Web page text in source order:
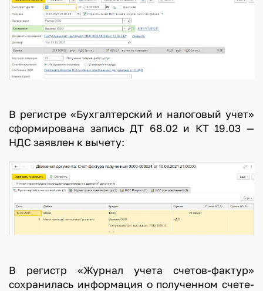
В регистре «Бухгалтерский и налоговый учет»
сформирована запись ДТ 68.02 и КТ 19.03 —
НДС заявлен к вычету:
В регистр «Журнал учета счетов-фактур»
сохранилась информация о полученном счете-